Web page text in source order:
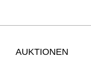
AUKTIONEN